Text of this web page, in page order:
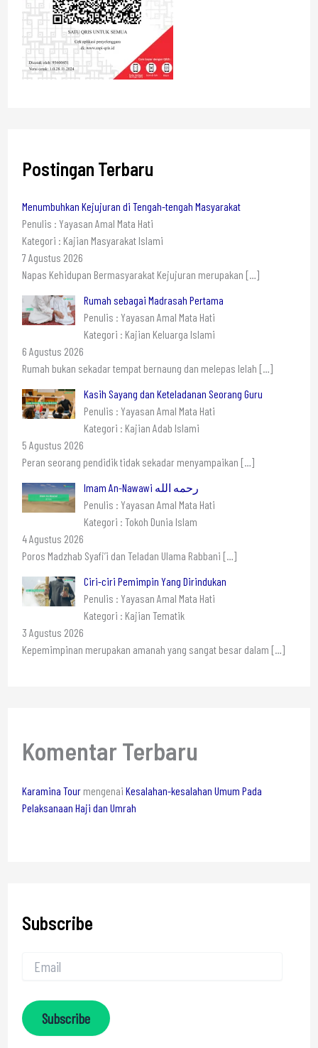
Postingan Terbaru
Menumbuhkan Kejujuran di Tengah-tengah Masyarakat
Penulis : Yayasan Amal Mata Hati
Kategori : Kajian Masyarakat Islami
7 Agustus 2026
Napas Kehidupan Bermasyarakat Kejujuran merupakan […]
Rumah sebagai Madrasah Pertama
Penulis : Yayasan Amal Mata Hati
Kategori : Kajian Keluarga Islami
6 Agustus 2026
Rumah bukan sekadar tempat bernaung dan melepas lelah […]
Kasih Sayang dan Keteladanan Seorang Guru
Penulis : Yayasan Amal Mata Hati
Kategori : Kajian Adab Islami
5 Agustus 2026
Peran seorang pendidik tidak sekadar menyampaikan […]
Imam An-Nawawi رحمه الله
Penulis : Yayasan Amal Mata Hati
Kategori : Tokoh Dunia Islam
4 Agustus 2026
Poros Madzhab Syafi’i dan Teladan Ulama Rabbani […]
Ciri-ciri Pemimpin Yang Dirindukan
Penulis : Yayasan Amal Mata Hati
Kategori : Kajian Tematik
3 Agustus 2026
Kepemimpinan merupakan amanah yang sangat besar dalam […]
Komentar Terbaru
Karamina Tourmengenai Kesalahan-kesalahan Umum Pada
Pelaksanaan Haji dan Umrah
Subscribe
Subscribe